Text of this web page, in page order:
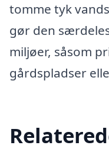
tomme tyk
gør den
miljøer, såsom
gårdspladser